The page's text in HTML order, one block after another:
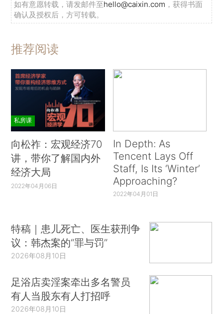
如有意愿转载，请发邮件至hello@caixin.com ，获得书面
确认及授权后，方可转载。
推荐阅读
私房课
向松祚：宏观经济70
讲，带你了解国内外
经济大局
2022年04月06日
In Depth: As
Tencent Lays Off
Staff, Is Its ‘Winter’
Approaching?
2022年04月01日
特稿｜患儿死亡、医生获刑争
议：韩杰案的“罪与罚”
2026年08月10日
足浴店卖淫案牵出多名警员
有人当股东有人打招呼
2026年08月10日